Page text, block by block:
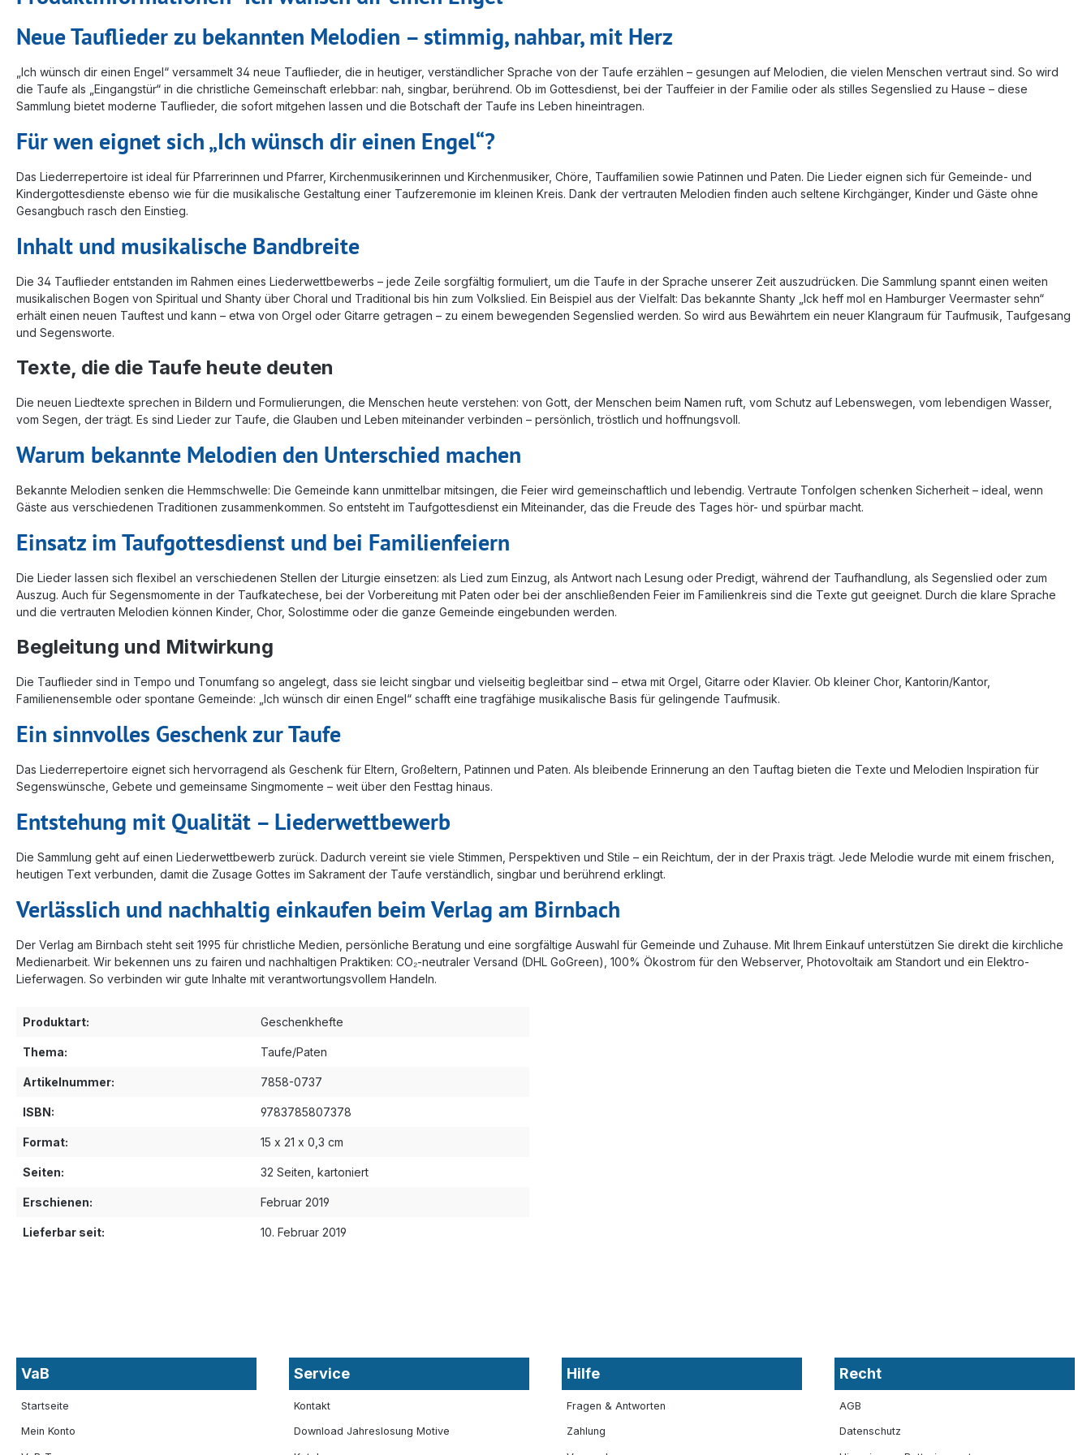
Neue Tauflieder zu bekannten Melodien – stimmig, nahbar, mit Herz
„Ich wünsch dir einen Engel“ versammelt 34 neue Tauflieder, die in heutiger, verständlicher Sprache von der Taufe erzählen – gesungen auf Melodien, die vielen Menschen vertraut sind. So wird
die Taufe als „Eingangstür“ in die christliche Gemeinschaft erlebbar: nah, singbar, berührend. Ob im Gottesdienst, bei der Tauffeier in der Familie oder als stilles Segenslied zu Hause – diese
Sammlung bietet moderne Tauflieder, die sofort mitgehen lassen und die Botschaft der Taufe ins Leben hineintragen.
Für wen eignet sich „Ich wünsch dir einen Engel“?
Das Liederrepertoire ist ideal für Pfarrerinnen und Pfarrer, Kirchenmusikerinnen und Kirchenmusiker, Chöre, Tauffamilien sowie Patinnen und Paten. Die Lieder eignen sich für Gemeinde- und
Kindergottesdienste ebenso wie für die musikalische Gestaltung einer Taufzeremonie im kleinen Kreis. Dank der vertrauten Melodien finden auch seltene Kirchgänger, Kinder und Gäste ohne
Gesangbuch rasch den Einstieg.
Inhalt und musikalische Bandbreite
Die 34 Tauflieder entstanden im Rahmen eines Liederwettbewerbs – jede Zeile sorgfältig formuliert, um die Taufe in der Sprache unserer Zeit auszudrücken. Die Sammlung spannt einen weiten
musikalischen Bogen von Spiritual und Shanty über Choral und Traditional bis hin zum Volkslied. Ein Beispiel aus der Vielfalt: Das bekannte Shanty „Ick heff mol en Hamburger Veermaster sehn“
erhält einen neuen Tauftest und kann – etwa von Orgel oder Gitarre getragen – zu einem bewegenden Segenslied werden. So wird aus Bewährtem ein neuer Klangraum für Taufmusik, Taufgesang
und Segensworte.
Texte, die die Taufe heute deuten
Die neuen Liedtexte sprechen in Bildern und Formulierungen, die Menschen heute verstehen: von Gott, der Menschen beim Namen ruft, vom Schutz auf Lebenswegen, vom lebendigen Wasser,
vom Segen, der trägt. Es sind Lieder zur Taufe, die Glauben und Leben miteinander verbinden – persönlich, tröstlich und hoffnungsvoll.
Warum bekannte Melodien den Unterschied machen
Bekannte Melodien senken die Hemmschwelle: Die Gemeinde kann unmittelbar mitsingen, die Feier wird gemeinschaftlich und lebendig. Vertraute Tonfolgen schenken Sicherheit – ideal, wenn
Gäste aus verschiedenen Traditionen zusammenkommen. So entsteht im Taufgottesdienst ein Miteinander, das die Freude des Tages hör- und spürbar macht.
Einsatz im Taufgottesdienst und bei Familienfeiern
Die Lieder lassen sich flexibel an verschiedenen Stellen der Liturgie einsetzen: als Lied zum Einzug, als Antwort nach Lesung oder Predigt, während der Taufhandlung, als Segenslied oder zum
Auszug. Auch für Segensmomente in der Taufkatechese, bei der Vorbereitung mit Paten oder bei der anschließenden Feier im Familienkreis sind die Texte gut geeignet. Durch die klare Sprache
und die vertrauten Melodien können Kinder, Chor, Solostimme oder die ganze Gemeinde eingebunden werden.
Begleitung und Mitwirkung
Die Tauflieder sind in Tempo und Tonumfang so angelegt, dass sie leicht singbar und vielseitig begleitbar sind – etwa mit Orgel, Gitarre oder Klavier. Ob kleiner Chor, Kantorin/Kantor,
Familienensemble oder spontane Gemeinde: „Ich wünsch dir einen Engel“ schafft eine tragfähige musikalische Basis für gelingende Taufmusik.
Ein sinnvolles Geschenk zur Taufe
Das Liederrepertoire eignet sich hervorragend als Geschenk für Eltern, Großeltern, Patinnen und Paten. Als bleibende Erinnerung an den Tauftag bieten die Texte und Melodien Inspiration für
Segenswünsche, Gebete und gemeinsame Singmomente – weit über den Festtag hinaus.
Entstehung mit Qualität – Liederwettbewerb
Die Sammlung geht auf einen Liederwettbewerb zurück. Dadurch vereint sie viele Stimmen, Perspektiven und Stile – ein Reichtum, der in der Praxis trägt. Jede Melodie wurde mit einem frischen,
heutigen Text verbunden, damit die Zusage Gottes im Sakrament der Taufe verständlich, singbar und berührend erklingt.
Verlässlich und nachhaltig einkaufen beim Verlag am Birnbach
Der Verlag am Birnbach steht seit 1995 für christliche Medien, persönliche Beratung und eine sorgfältige Auswahl für Gemeinde und Zuhause. Mit Ihrem Einkauf unterstützen Sie direkt die kirchliche
Medienarbeit. Wir bekennen uns zu fairen und nachhaltigen Praktiken: CO₂-neutraler Versand (DHL GoGreen), 100% Ökostrom für den Webserver, Photovoltaik am Standort und ein Elektro-
Lieferwagen. So verbinden wir gute Inhalte mit verantwortungsvollem Handeln.
Produktart: Geschenkhefte
Thema: Taufe/Paten
Artikelnummer: 7858-0737
ISBN: 9783785807378
Format: 15 x 21 x 0,3 cm
Seiten: 32 Seiten, kartoniert
Erschienen: Februar 2019
Lieferbar seit: 10. Februar 2019
VaB
Startseite
Mein Konto
Service
Kontakt
Download Jahreslosung Motive
Hilfe
Fragen & Antworten
Zahlung
Recht
AGB
Datenschutz